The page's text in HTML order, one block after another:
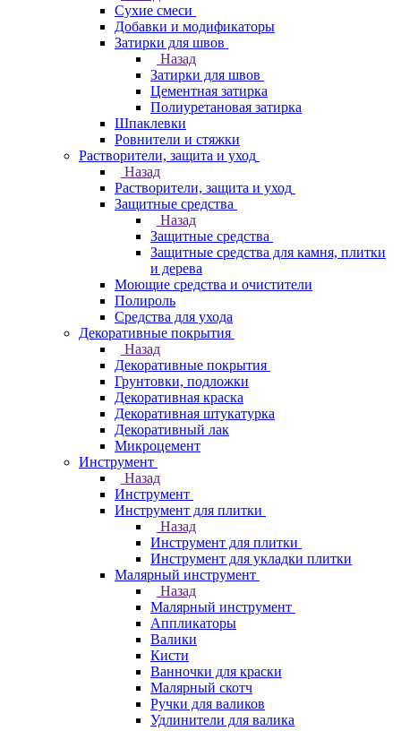
Сухие смеси
Добавки и модификаторы
Затирки для швов
Назад
Затирки для швов
Цементная затирка
Полиуретановая затирка
Шпаклевки
Ровнители и стяжки
Растворители, защита и уход
Назад
Растворители, защита и уход
Защитные средства
Назад
Защитные средства
Защитные средства для камня, плитки
и дерева
Моющие средства и очистители
Полироль
Средства для ухода
Декоративные покрытия
Назад
Декоративные покрытия
Грунтовки, подложки
Декоративная краска
Декоративная штукатурка
Декоративный лак
Микроцемент
Инструмент
Назад
Инструмент
Инструмент для плитки
Назад
Инструмент для плитки
Инструмент для укладки плитки
Малярный инструмент
Назад
Малярный инструмент
Аппликаторы
Валики
Кисти
Ванночки для краски
Малярный скотч
Ручки для валиков
Удлинители для валика